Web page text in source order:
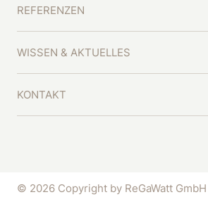
REFERENZEN
WISSEN & AKTUELLES
KONTAKT
© 2026 Copyright by ReGaWatt GmbH